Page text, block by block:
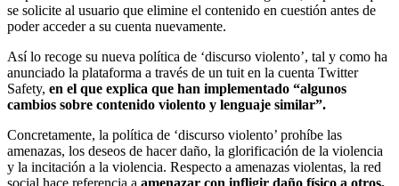
se solicite al usuario que elimine el contenido en cuestión antes de
poder acceder a su cuenta nuevamente.
Así lo recoge su nueva política de ‘discurso violento’, tal y como ha
anunciado la plataforma a través de un tuit en la cuenta Twitter
Safety, en el que explica que han implementado “algunos
cambios sobre contenido violento y lenguaje similar”.
Concretamente, la política de ‘discurso violento’ prohíbe las
amenazas, los deseos de hacer daño, la glorificación de la violencia
y la incitación a la violencia. Respecto a amenazas violentas, la red
social hace referencia a amenazar con infligir daño físico a otros,